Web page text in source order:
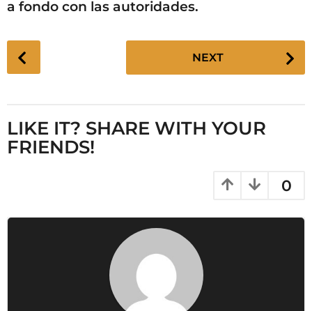
a fondo con las autoridades.
o
P
a
a
NEXT
LIKE IT? SHARE WITH YOUR
FRIENDS!
0